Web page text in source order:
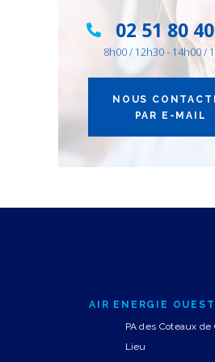
02 51 80
8h00 / 12h30 - 14h00 /
NOUS
PAR E-MAIL
AIR ENERGIE OUEST
PA des Coteaux de
Lieu